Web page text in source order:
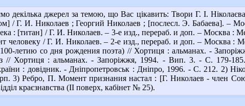
декілька джерел за темою, що Вас цікавить: Твори Г. І.
/ Г. И. Николаев ; Георгий Николаев ; [послесл. Э. Бабаева]. –
: [титан] / Г. И. Николаев. – 3-е изд., перераб. и доп. – Москва :
/ Г. И. Николаев. – 2-е изд., перераб. и доп. – Москва :
летию со дня рождения поэта) // Хортиця : альманах. -
// Хортиця : альманах. - Запоріжжя, 1994. - Вип. 3. - С. 179-185.
: довідник. - Дніпропетровськ : Дніпро, 1996. - С. 212. 2)
3) Ребро, П. Момент признания настал : [Г. Николаев - член
краєзнавства (ІІ поверх, кабінет № 25).